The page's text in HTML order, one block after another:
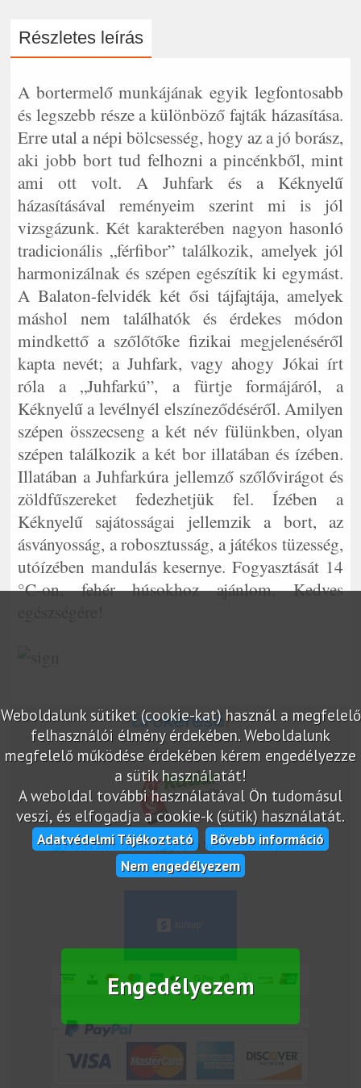
Részletes leírás
A bortermelő munkájának egyik legfontosabb
és legszebb része a különböző fajták házasítása.
Erre utal a népi bölcsesség, hogy az a jó borász,
aki jobb bort tud felhozni a pincénkből, mint
ami ott volt. A Juhfark és a Kéknyelű
házasításával reményeim szerint mi is jól
vizsgázunk. Két karakterében nagyon hasonló
tradicionális „férfibor” találkozik, amelyek jól
harmonizálnak és szépen egészítik ki egymást.
A Balaton-felvidék két ősi tájfajtája, amelyek
máshol nem találhatók és érdekes módon
mindkettő a szőlőtőke fizikai megjelenéséről
kapta nevét; a Juhfark, vagy ahogy Jókai írt
róla a „Juhfarkú”, a fürtje formájáról, a
Kéknyelű a levélnyél elszíneződéséről. Amilyen
szépen összecseng a két név fülünkben, olyan
szépen találkozik a két bor illatában és ízében.
Illatában a Juhfarkúra jellemző szőlővirágot és
zöldfűszereket fedezhetjük fel. Ízében a
Kéknyelű sajátosságai jellemzik a bort, az
ásványosság, a robosztusság, a játékos tüzesség,
utóízében mandulás kesernye. Fogyasztását 14
°C-on, fehér húsokhoz ajánlom. Kedves
Weboldalunk sütiket (cookie-kat) használ a megfelelő
felhasználói élmény érdekében. Weboldalunk
megfelelő működése érdekében kérem engedélyezze
a sütik használatát!
A weboldal további használatával Ön tudomásul
veszi, és elfogadja a cookie-k (sütik) használatát.
Adatvédelmi Tájékoztató
Bővebb információ
Nem engedélyezem
Engedélyezem
Árukereső.hu
marketplace partner